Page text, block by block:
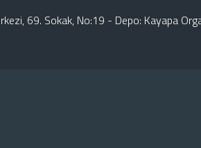
69. Sokak, No:19 - Depo: Kayapa